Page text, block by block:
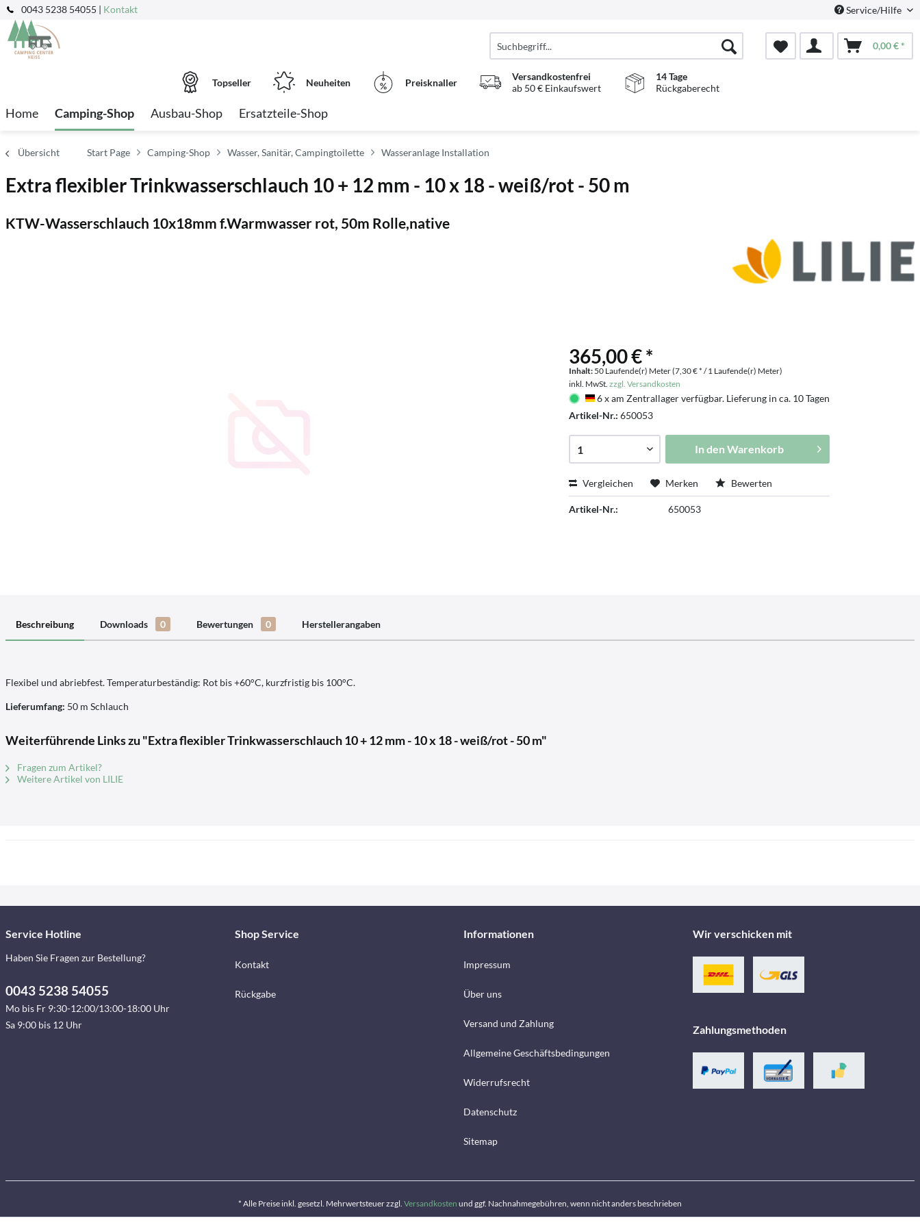
0043 5238 54055 | Kontakt Service/Hilfe
0,00 € *
Topseller Neuheiten Preisknaller
Versandkostenfrei
ab 50 € Einkaufswert
14 Tage
Rückgaberecht
Home Camping-Shop Ausbau-Shop Ersatzteile-Shop
Übersicht Start Page Camping-Shop Wasser, Sanitär, Campingtoilette Wasseranlage Installation
Extra flexibler Trinkwasserschlauch 10 + 12 mm - 10 x 18 - weiß/rot - 50 m
KTW-Wasserschlauch 10x18mm f.Warmwasser rot, 50m Rolle,native
365,00 € *
Inhalt: 50 Laufende(r) Meter (7,30 € * / 1 Laufende(r) Meter)
inkl. MwSt.zzgl. Versandkosten
Deutschland
6 x am Zentrallager verfügbar. Lieferung in ca. 10 Tagen
Artikel-Nr.:650053
In den Warenkorb
Vergleichen Merken Bewerten
Artikel-Nr.: 650053
Beschreibung Downloads 0 Bewertungen 0 Herstellerangaben
Flexibel und abriebfest. Temperaturbeständig: Rot bis +60°C, kurzfristig bis 100°C.
Lieferumfang: 50 m Schlauch
Weiterführende Links zu "Extra flexibler Trinkwasserschlauch 10 + 12 mm - 10 x 18 - weiß/rot - 50 m"
Fragen zum Artikel?
Weitere Artikel von LILIE
Service Hotline
Haben Sie Fragen zur Bestellung?
0043 5238 54055
Mo bis Fr 9:30-12:00/13:00-18:00 Uhr
Sa 9:00 bis 12 Uhr
Shop Service
Kontakt
Rückgabe
Informationen
Impressum
Über uns
Versand und Zahlung
Allgemeine Geschäftsbedingungen
Widerrufsrecht
Datenschutz
Sitemap
Wir verschicken mit
Zahlungsmethoden
* Alle Preise inkl. gesetzl. Mehrwertsteuer zzgl. Versandkosten und ggf. Nachnahmegebühren, wenn nicht anders beschrieben